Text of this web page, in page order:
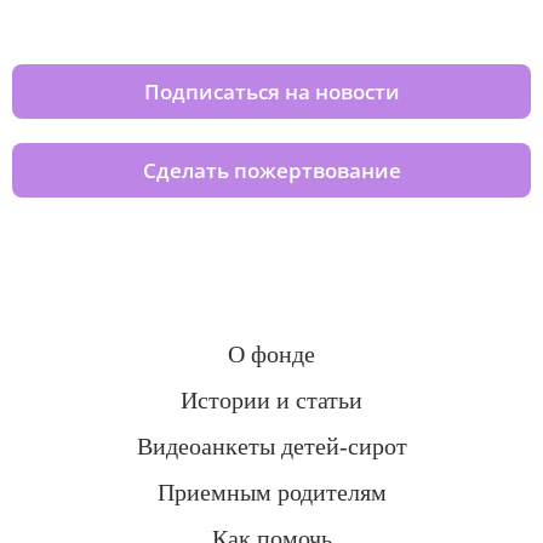
Подписаться на новости
Сделать пожертвование
О фонде
Истории и статьи
Видеоанкеты детей-сирот
Приемным родителям